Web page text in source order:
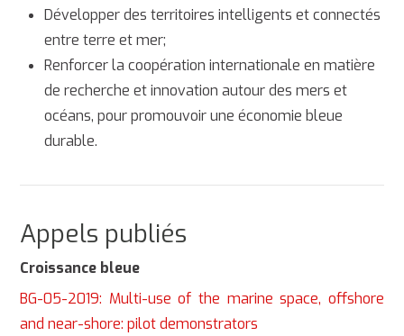
Développer des territoires intelligents et connectés
entre terre et mer;
Renforcer la coopération internationale en matière
de recherche et innovation autour des mers et
océans, pour promouvoir une économie bleue
durable.
Appels publiés
Croissance bleue
BG-05-2019: Multi-use of the marine space, offshore
and near-shore: pilot demonstrators